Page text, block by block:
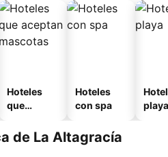
Hoteles
que
mascotas
Hoteles
con spa
playa
de La Altagracía